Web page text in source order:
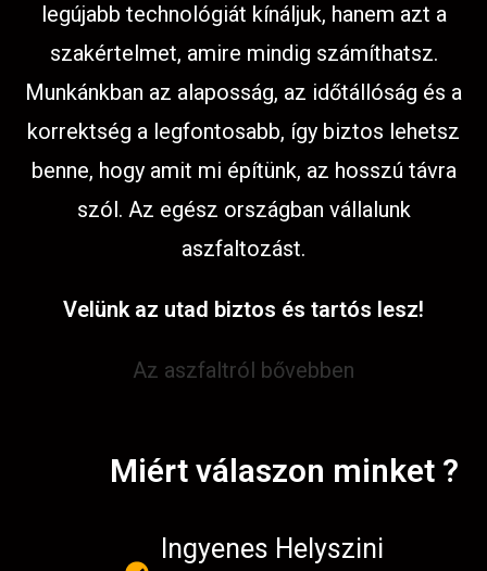
legújabb technológiát kínáljuk, hanem azt a
szakértelmet, amire mindig számíthatsz.
Munkánkban az alaposság, az időtállóság és a
korrektség a legfontosabb, így biztos lehetsz
benne, hogy amit mi építünk, az hosszú távra
szól. Az egész országban vállalunk
aszfaltozást.
Velünk az utad biztos és tartós lesz!
Az aszfaltról bővebben
Miért válaszon minket ?
Ingyenes Helyszini